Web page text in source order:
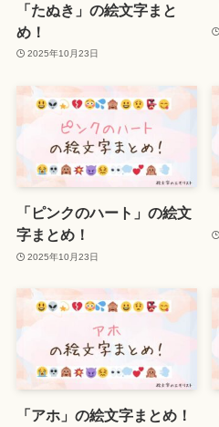
「たぬき」の絵文字まと
め！
2025年10月23日
「ピンクのハート」の絵文
字まとめ！
2025年10月23日
「アホ」の絵文字まとめ！